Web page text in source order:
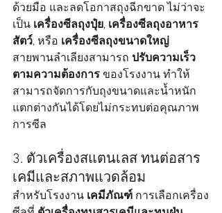
ด้วยมือ และลดโอกาสถุงฉีกขาด ไม่ว่าจะ
เป็น เครื่องซีลถุงปุ๋ย, เครื่องซีลถุงอาหาร
สัตว์, หรือ เครื่องซีลถุงขนาดใหญ่
สายพานลำเลียงสามารถ ปรับความเร็ว
ตามความต้องการ ของโรงงาน ทำให้
สามารถจัดการกับถุงขนาดและน้ำหนัก
แตกต่างกันได้โดยไม่กระทบต่อคุณภาพ
การซีล
3. ตัวเครื่องสแตนเลส ทนต่อสาร
เคมีและสภาพแวดล้อม
สำหรับโรงงาน เคมีภัณฑ์ การเลือกเครื่อง